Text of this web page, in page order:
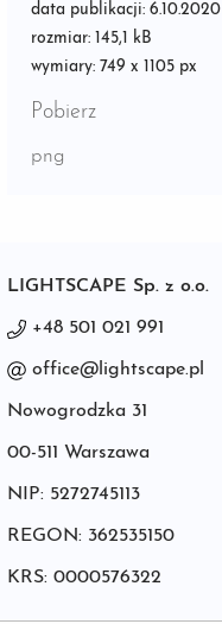
data publikacji: 6.10.2020
rozmiar: 145,1 kB
wymiary: 749 x 1105 px
Pobierz
png
LIGHTSCAPE Sp. z o.o.
+48 501 021 991
office@lightscape.pl
Nowogrodzka 31
00-511 Warszawa
NIP: 5272745113
REGON: 362535150
KRS: 0000576322